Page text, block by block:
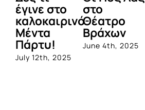
έγινε στο
καλοκαιρινό
Μέντα
Πάρτυ!
July 12th, 2025
στο
Θέατρο
Βράχων
June 4th, 2025